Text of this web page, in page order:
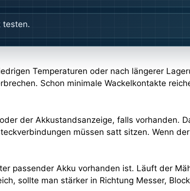
testen.
Temperaturen oder nach längerer
Schon minimale Wackelkontakte
der Akkustandsanzeige, falls vorhanden.
müssen satt sitzen. Wenn
passender Akku vorhanden ist. Läuft der
sollte man stärker in Richtung Messer,